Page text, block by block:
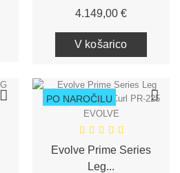
4.149,00 €Cena
V košarico
PO NAROČILU
EVOLVE
Evolve Prime Series
Leg...